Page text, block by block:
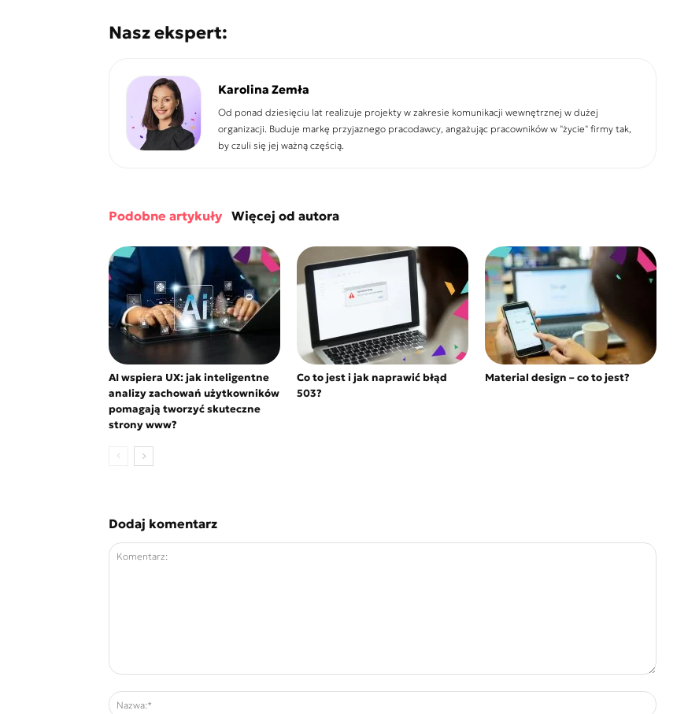
Nasz ekspert:
Karolina Zemła
Od ponad dziesięciu lat realizuje projekty w zakresie komunikacji wewnętrznej w dużej
organizacji. Buduje markę przyjaznego pracodawcy, angażując pracowników w "życie" firmy tak,
by czuli się jej ważną częścią.
podobne artykuły więcej od autora
AI wspiera UX: jak inteligentne
analizy zachowań użytkowników
pomagają tworzyć skuteczne
strony www?
Co to jest i jak naprawić błąd
503?
Material design – co to jest?
Dodaj komentarz